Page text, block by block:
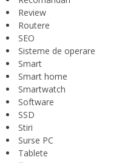
Review
Routere
SEO
Sisteme de operare
Smart
Smart home
Smartwatch
Software
SSD
Stiri
Surse PC
Tablete